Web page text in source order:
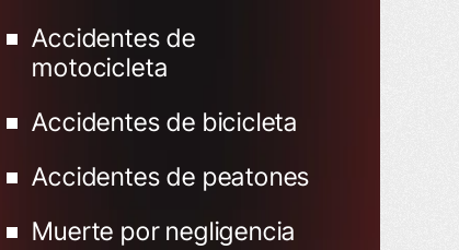
Accidentes de
motocicleta
Accidentes de bicicleta
Accidentes de peatones
Muerte por negligencia